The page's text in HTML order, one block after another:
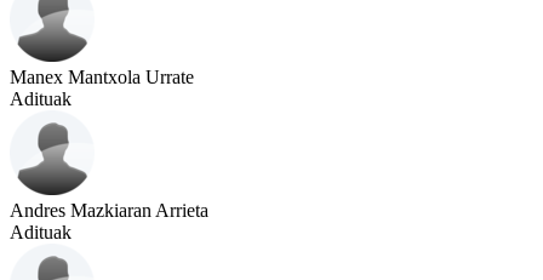
Manex Mantxola Urrate
Adituak
Andres Mazkiaran Arrieta
Adituak